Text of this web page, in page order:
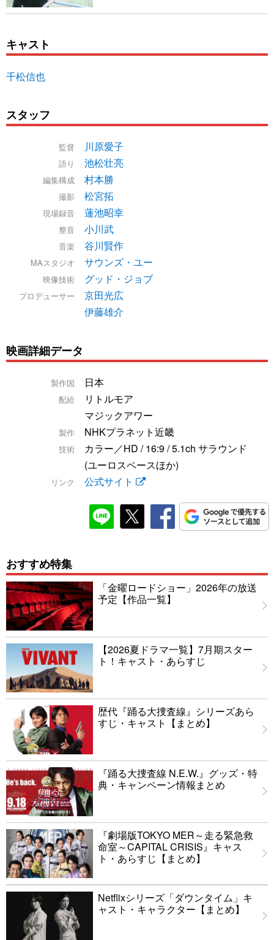
キャスト
千松信也
スタッフ
監督 川原愛子
語り 池松壮亮
編集構成 村本勝
撮影 松宮拓
現場録音 蓮池昭幸
整音 小川武
音楽 谷川賢作
MAスタジオ サウンズ・ユー
映像技術 グッド・ジョブ
プロデューサー
京田光広
伊藤雄介
映画詳細データ
製作国 日本
配給
リトルモア
マジックアワー
製作 NHKプラネット近畿
技術
カラー／HD / 16:9 / 5.1ch サラウンド
(ユーロスペースほか)
リンク 公式サイト
おすすめ特集
「金曜ロードショー」2026年の放送
予定【作品一覧】
【2026夏ドラマ一覧】7月期スター
ト！キャスト・あらすじ
歴代『踊る大捜査線』シリーズあら
すじ・キャスト【まとめ】
『踊る大捜査線 N.E.W.』グッズ・特
典・キャンペーン情報まとめ
『劇場版TOKYO MER～走る緊急救
命室～CAPITAL CRISIS』キャス
ト・あらすじ【まとめ】
Netflixシリーズ「ダウンタイム」キ
ャスト・キャラクター【まとめ】